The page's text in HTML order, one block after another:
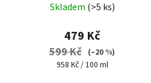
hodnocení
produktu
je
5,0
Skladem (>5 ks)
479 Kč
599 Kč (–20 %)
Měrná
958 Kč / 100 ml